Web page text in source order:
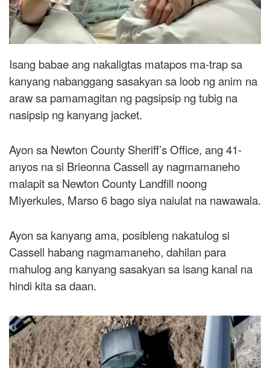
Isang babae ang nakaligtas matapos ma-trap sa
kanyang nabanggang sasakyan sa loob ng anim na
araw sa pamamagitan ng pagsipsip ng tubig na
nasipsip ng kanyang jacket.
Ayon sa Newton County Sheriff’s Office, ang 41-
anyos na si Brieonna Cassell ay nagmamaneho
malapit sa Newton County Landfill noong
Miyerkules, Marso 6 bago siya naiulat na nawawala.
Ayon sa kanyang ama, posibleng nakatulog si
Cassell habang nagmamaneho, dahilan para
mahulog ang kanyang sasakyan sa isang kanal na
hindi kita sa daan.